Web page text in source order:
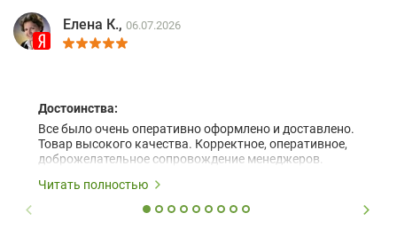
Елена К., 06.07.2026
Достоинства:
Все было очень оперативно оформлено и доставлено.
Товар высокого качества. Корректное, оперативное,
доброжелательное сопровождение менеджеров.
Читать полностью